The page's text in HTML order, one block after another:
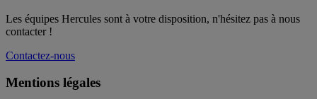
Les équipes Hercules sont à votre disposition, n'hésitez pas à nous
contacter !
Contactez-nous
Mentions légales